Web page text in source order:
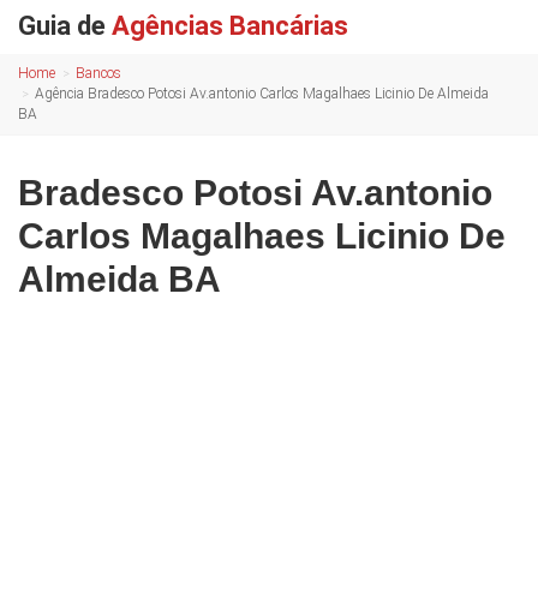
Guia de Agências Bancárias
Home
Bancos
Agência Bradesco Potosi Av.antonio Carlos Magalhaes Licinio De Almeida
BA
Bradesco Potosi Av.antonio
Carlos Magalhaes Licinio De
Almeida BA